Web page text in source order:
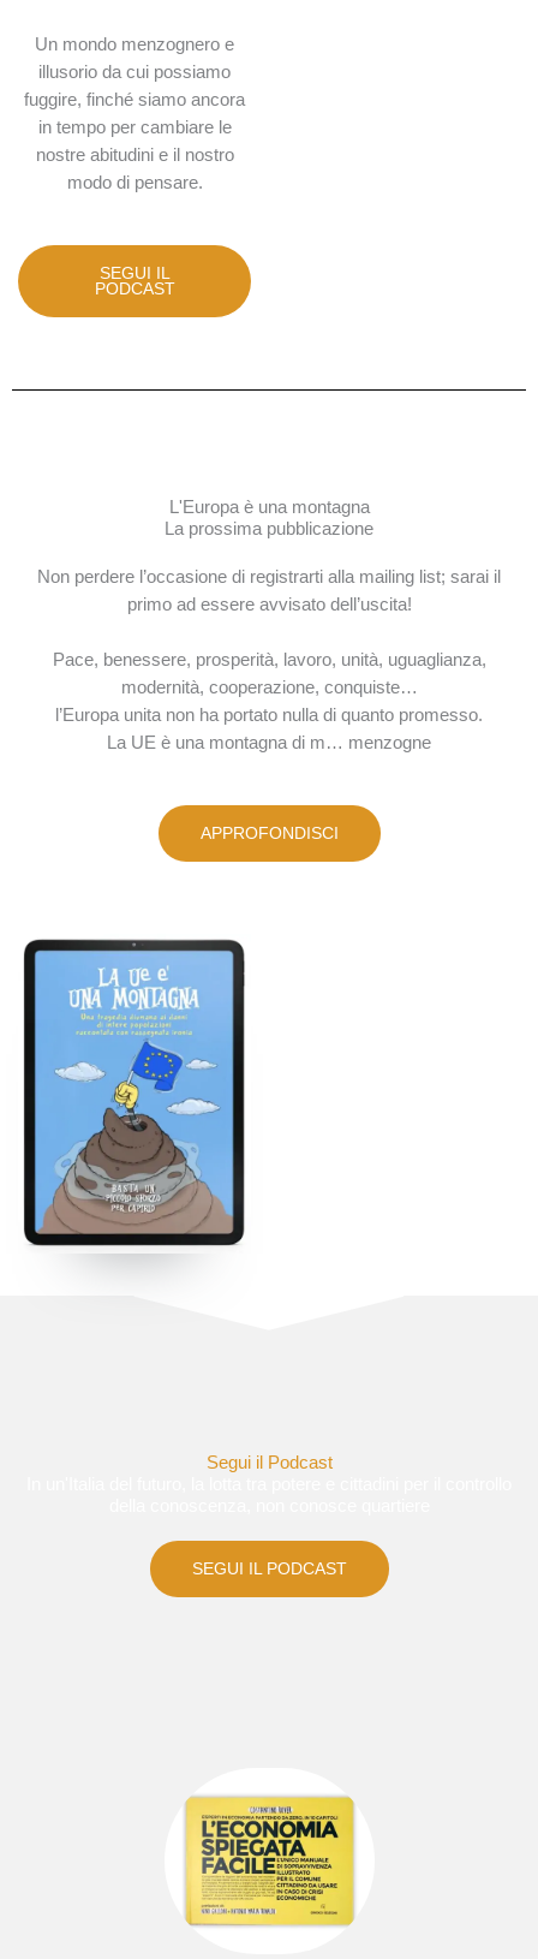
Un mondo menzognero e
illusorio da cui possiamo
fuggire, finché siamo ancora
in tempo per cambiare le
nostre abitudini e il nostro
modo di pensare.
SEGUI IL
PODCAST
L'Europa è una montagna
La prossima pubblicazione
Non perdere l’occasione di registrarti alla mailing list; sarai il
primo ad essere avvisato dell’uscita!
Pace, benessere, prosperità, lavoro, unità, uguaglianza,
modernità, cooperazione, conquiste…
l’Europa unita non ha portato nulla di quanto promesso.
La UE è una montagna di m… menzogne
APPROFONDISCI
Segui il Podcast
SEGUI IL PODCAST